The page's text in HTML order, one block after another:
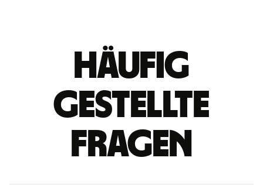
Häufig
gestellte
Fragen